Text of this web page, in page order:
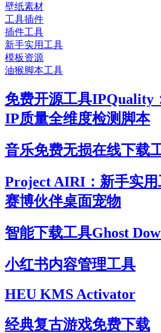
壁纸素材
工具插件
插件工具
新手实用工具
模板资源
油猴脚本工具
免费开源工具IPQuality
IP质量全维度检测脚本
音乐免费无损在线下载
Project AIRI：新手实用
赛博伙伴桌面宠物
智能下载工具Ghost
小红书内容管理工具
HEU KMS Activator
经典复古游戏免费下载